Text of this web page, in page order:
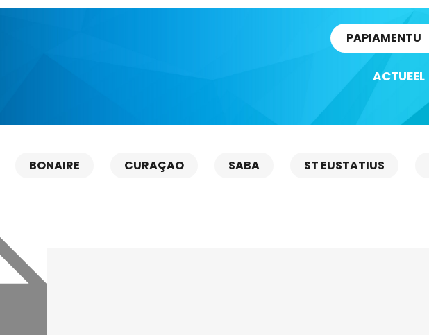
PAPIAMENTU
ACTUEEL
BONAIRE CURAÇAO SABA ST EUSTATIUS